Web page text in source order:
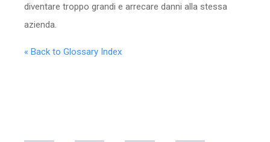
diventare troppo grandi e arrecare danni alla stessa
azienda.
« Back to Glossary Index